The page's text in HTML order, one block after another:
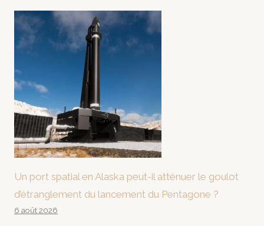
Un port spatial en Alaska peut-il atténuer le goulot
d’étranglement du lancement du Pentagone ?
6 août 2026